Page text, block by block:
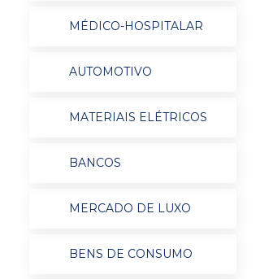
MÉDICO-HOSPITALAR
AUTOMOTIVO
MATERIAIS ELÉTRICOS
BANCOS
MERCADO DE LUXO
BENS DE CONSUMO